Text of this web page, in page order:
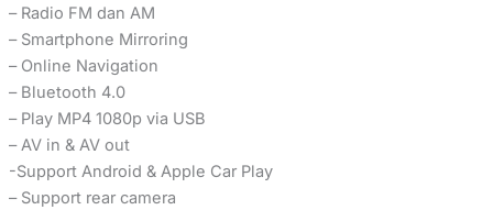
– Radio FM dan AM
– Smartphone Mirroring
– Online Navigation
– Bluetooth 4.0
– Play MP4 1080p via USB
– AV in & AV out
-Support Android & Apple Car Play
– Support rear camera